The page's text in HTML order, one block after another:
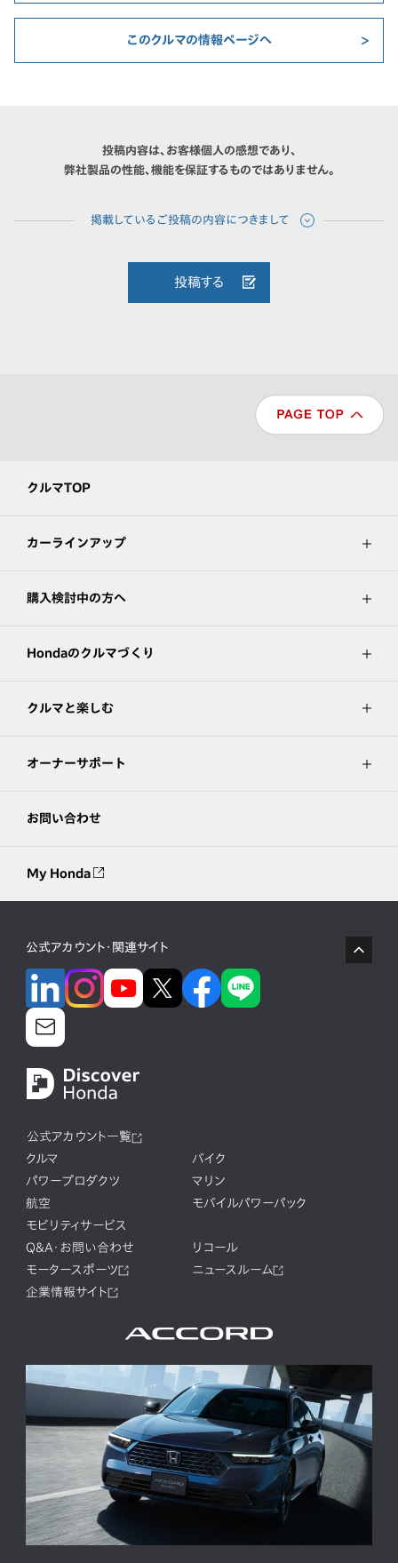
このクルマの情報ページへ
投稿内容は、お客様個人の感想であり、
弊社製品の性能、機能を保証するものではありません。
投稿する
クルマTOP
カーラインアップ
購入検討中の方へ
Hondaのクルマづくり
クルマと楽しむ
オーナーサポート
お問い合わせ
My Honda
公式アカウント・関連サイト
公式アカウント一覧
クルマ
バイク
パワープロダクツ
マリン
航空
モバイルパワーパック
モビリティサービス
Q&A・お問い合わせ
リコール
モータースポーツ
ニュースルーム
企業情報サイト